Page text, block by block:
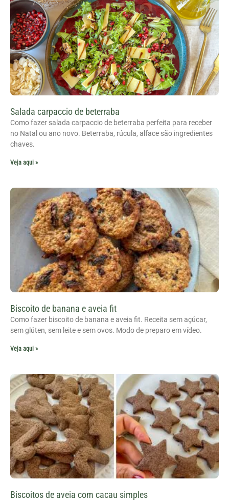
Salada carpaccio de beterraba
Como fazer salada carpaccio de beterraba perfeita para receber
no Natal ou ano novo. Beterraba, rúcula, alface são ingredientes
chaves.
Veja aqui »
Biscoito de banana e aveia fit
Como fazer biscoito de banana e aveia fit. Receita sem açúcar,
sem glúten, sem leite e sem ovos. Modo de preparo em vídeo.
Veja aqui »
Biscoitos de aveia com cacau simples